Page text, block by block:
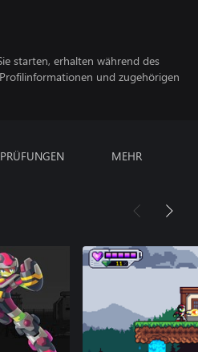
starten, erhalten während des
und zugehörigen
MEHR